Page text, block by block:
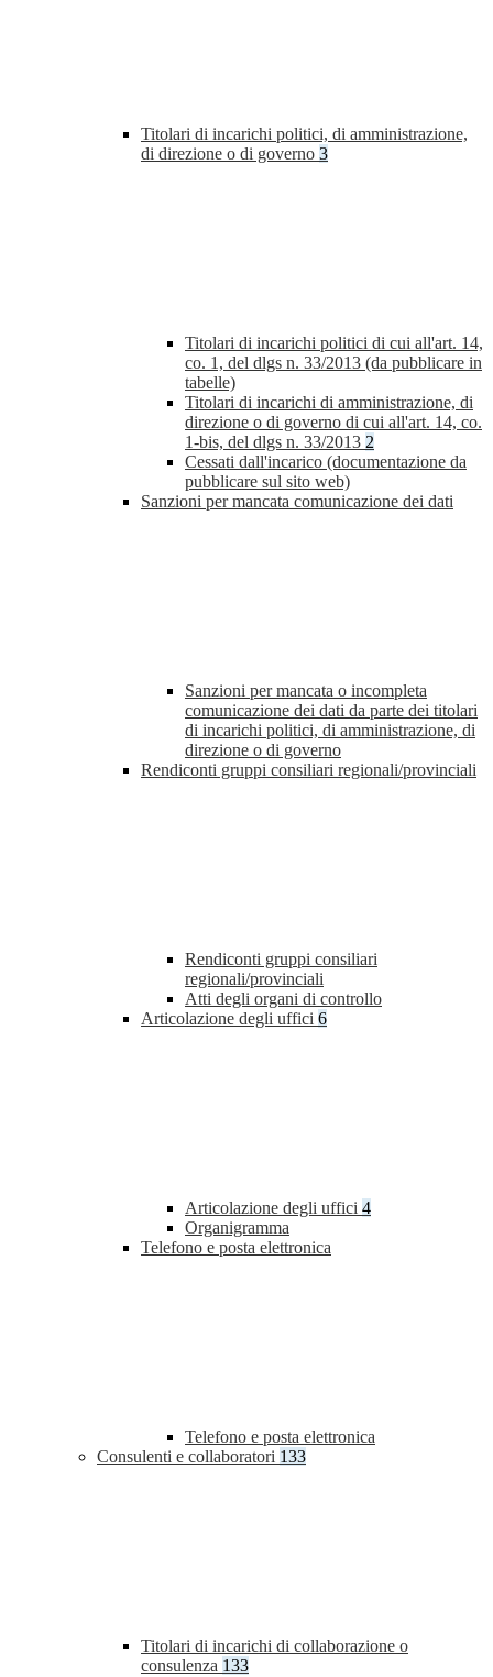
Titolari di incarichi politici, di amministrazione,
di direzione o di governo 3
Titolari di incarichi politici di cui all'art. 14,
co. 1, del dlgs n. 33/2013 (da pubblicare in
tabelle)
Titolari di incarichi di amministrazione, di
direzione o di governo di cui all'art. 14, co.
1-bis, del dlgs n. 33/2013 2
Cessati dall'incarico (documentazione da
pubblicare sul sito web)
Sanzioni per mancata comunicazione dei dati
Sanzioni per mancata o incompleta
comunicazione dei dati da parte dei titolari
di incarichi politici, di amministrazione, di
direzione o di governo
Rendiconti gruppi consiliari regionali/provinciali
Rendiconti gruppi consiliari
regionali/provinciali
Atti degli organi di controllo
Articolazione degli uffici 6
Articolazione degli uffici 4
Organigramma
Telefono e posta elettronica
Telefono e posta elettronica
Consulenti e collaboratori 133
Titolari di incarichi di collaborazione o
consulenza 133